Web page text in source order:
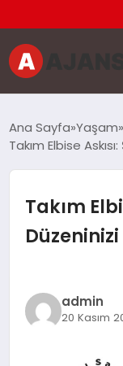
EKONOMI
GENEL
MAGAZIN
Ana Sayfa Yaşam
Takım Elbise
Takım
admin
20 Kasım